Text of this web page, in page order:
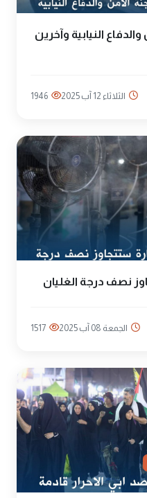
النيابية وآخرين
الثلاثاء 12 آب 2025 1946
نصف درجة الغليان
الجمعة 08 آب 2025 1517